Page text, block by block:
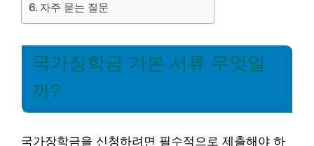
자주 묻는 질문
국가장학금 기본 서류 무엇일
까?
국가장학금을 신청하려면 필수적으로 제출해야 하